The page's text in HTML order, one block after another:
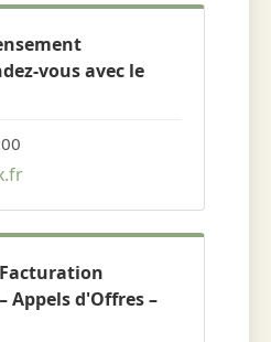
vous avec le
Appels d'Offres –